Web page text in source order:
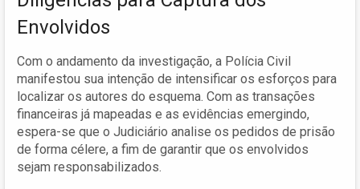
Envolvidos
Com o andamento da investigação, a Polícia Civil
manifestou sua intenção de intensificar os esforços para
localizar os autores do esquema. Com as transações
financeiras já mapeadas e as evidências emergindo,
espera-se que o Judiciário analise os pedidos de prisão
de forma célere, a fim de garantir que os envolvidos
sejam responsabilizados.